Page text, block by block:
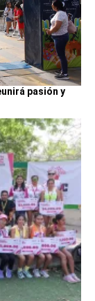
pasión y